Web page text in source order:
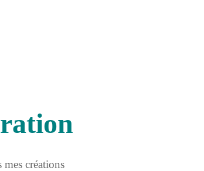
créations